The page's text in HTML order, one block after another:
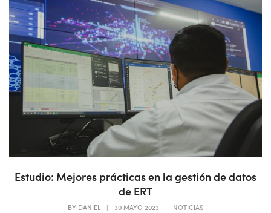
Estudio: Mejores prácticas en la gestión de datos
de ERT
BY DANIEL | 30 MAYO 2023 | NOTICIAS